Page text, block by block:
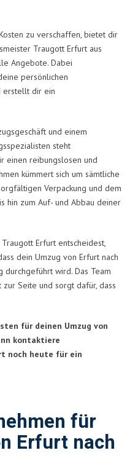
zu verschaffen, bietet dir
Traugott Erfurt aus
Angebote. Dabei
persönlichen
erstellt dir ein
und einem
steht
einen reibungslosen und
kümmert sich um sämtliche
Verpackung und dem
hin zum Auf- und Abbau deiner
Erfurt entscheidest,
dein Umzug von Erfurt nach
durchgeführt wird. Das Team
Seite und sorgt dafür, dass
für deinen Umzug von
kontaktiere
noch heute für ein
für
Erfurt nach